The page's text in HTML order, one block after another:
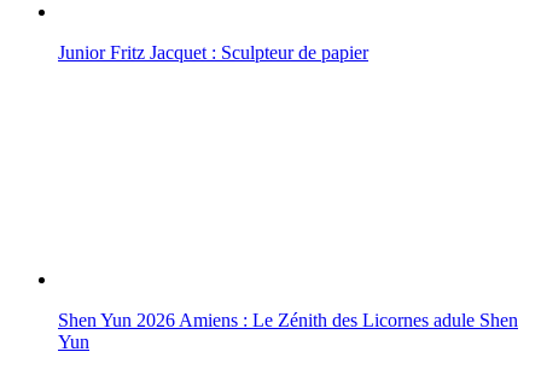
Junior Fritz Jacquet : Sculpteur de papier
Shen Yun 2026 Amiens : Le Zénith des Licornes adule Shen
Yun